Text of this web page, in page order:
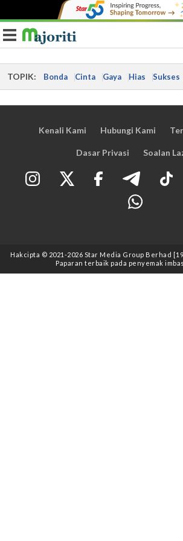
Toggle navigation
TOPIK: Bonda Cinta Gaya Hias Sukses
Kenali Kami Hubungi Kami
Dasar Privasi Soalan
Hakcipta © 2021 -2026 Star Media Group Berhad
Paparan terbaik pada penyemak